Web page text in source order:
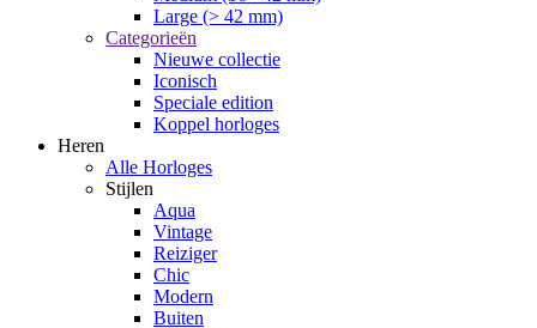
Large (> 42 mm)
Categorieën
Nieuwe collectie
Iconisch
Speciale edition
Koppel horloges
Heren
Alle Horloges
Stijlen
Aqua
Vintage
Reiziger
Chic
Modern
Buiten